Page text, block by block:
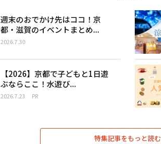
週末のおでかけ先はココ！京
都・滋賀のイベントまとめ...
2026.7.30
【2026】京都で子どもと1日遊
ぶならここ！水遊び...
2026.7.23 PR
特集記事をもっと読む